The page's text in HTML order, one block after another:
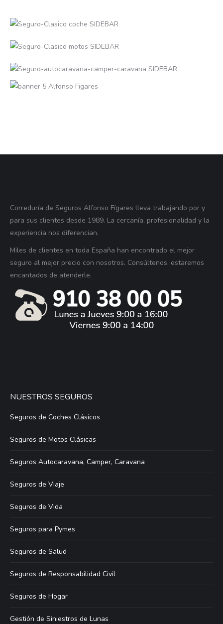
Correduría de Seguros Alfonso Fígares lleva trabajando por y
para sus clientes desde 1989. La cercanía, profesionalidad y la
experiencia nos diferencian.
Miles de clientes en toda España han encontrado el mejor
seguro al mejor precio con nosotros. Consúltenos, estaremos
encantados de atenderle.
NUESTROS SEGUROS
Seguros de Coches Clásicos
Seguros de Motos Clásicas
Seguros Autocaravana, Camper, Caravana
Seguros de Viaje
Seguros de Vida
Seguros para Pymes
Seguros de Salud
Seguros de Responsabilidad Civil
Seguros de Hogar
Gestión de Siniestros de Lunas